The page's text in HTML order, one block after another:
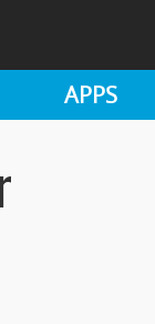
APPS